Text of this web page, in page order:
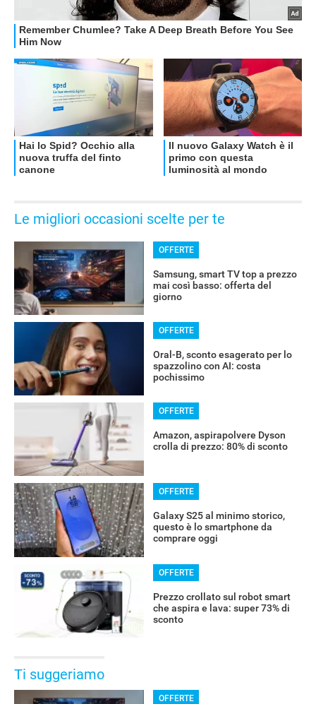
Le migliori occasioni scelte per te
OFFERTE
Samsung, smart TV top a prezzo
mai così basso: offerta del
giorno
OFFERTE
Oral-B, sconto esagerato per lo
spazzolino con AI: costa
pochissimo
OFFERTE
Amazon, aspirapolvere Dyson
crolla di prezzo: 80% di sconto
OFFERTE
Galaxy S25 al minimo storico,
questo è lo smartphone da
comprare oggi
OFFERTE
Prezzo crollato sul robot smart
che aspira e lava: super 73% di
sconto
Ti suggeriamo
OFFERTE